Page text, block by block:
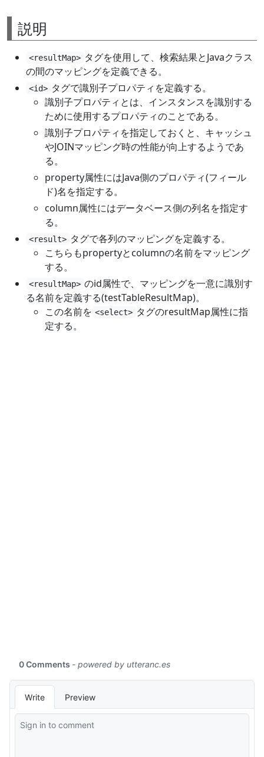
説明
<resultMap> タグを使用して、検索結果とJavaクラス
の間のマッピングを定義できる。
<id> タグで識別子プロパティを定義する。
識別子プロパティとは、インスタンスを識別する
ために使用するプロパティのことである。
識別子プロパティを指定しておくと、キャッシュ
やJOINマッピング時の性能が向上するようであ
る。
property属性にはJava側のプロパティ(フィール
ド)名を指定する。
column属性にはデータベース側の列名を指定す
る。
<result> タグで各列のマッピングを定義する。
こちらもpropertyとcolumnの名前をマッピング
する。
<resultMap> のid属性で、マッピングを一意に識別す
る名前を定義する(testTableResultMap)。
この名前を <select> タグのresultMap属性に指
定する。